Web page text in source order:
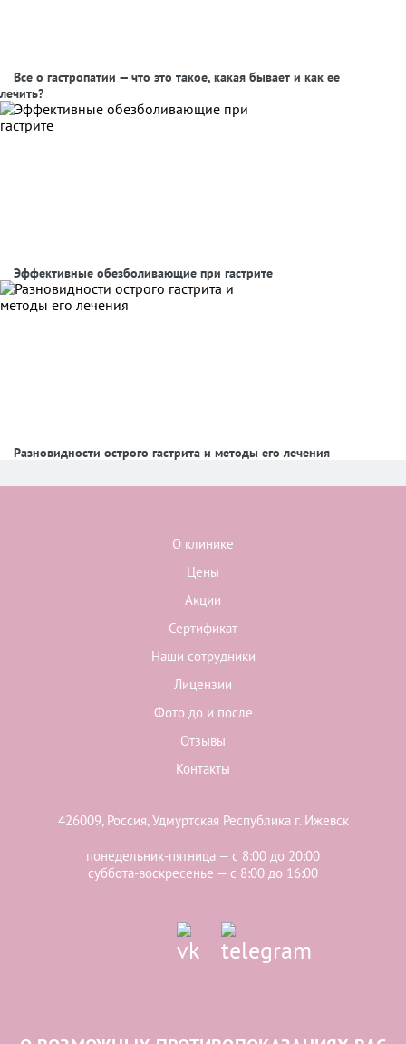
Все о гастропатии — что это такое, какая бывает и как ее
лечить?
Эффективные обезболивающие при гастрите
Разновидности острого гастрита и методы его лечения
О клинике
Цены
Акции
Сертификат
Наши сотрудники
Лицензии
Фото до и после
Отзывы
Контакты
426009, Россия, Удмуртская Республика г. Ижевск
понедельник-пятница — с 8:00 до 20:00
суббота-воскресенье — с 8:00 до 16:00